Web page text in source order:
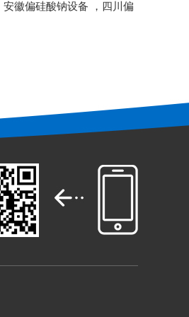
安徽偏硅酸钠设备 ， 四川偏